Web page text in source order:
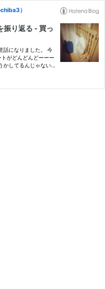
）
振り返る - 買っ
話になりました。 今
がどんどんどーーー
かしてるんじゃない
ワード参加3件、業務